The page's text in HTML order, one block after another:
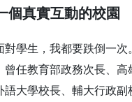
個真實互動的校園
對學生，我都要跌倒一次
曾任教育部政務次長、高
語大學校長、輔大行政副